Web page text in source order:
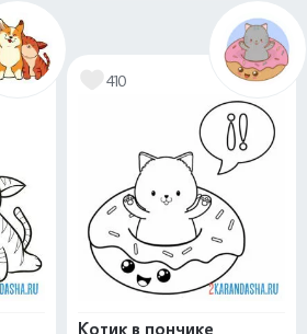
410
Котик в пончике